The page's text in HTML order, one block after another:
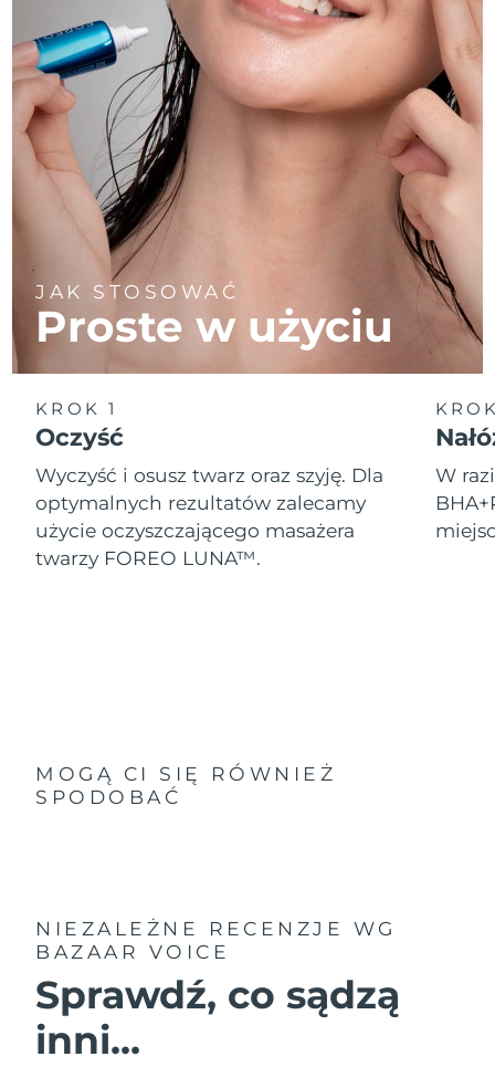
JAK STOSOWAĆ
Proste w użyciu
KROK 1
Oczyść
Wyczyść i osusz twarz oraz szyję. Dla
optymalnych rezultatów zalecamy
użycie oczyszczającego masażera
twarzy FOREO LUNA™.
W
MOGĄ CI SIĘ RÓWNIEŻ
SPODOBAĆ
NIEZALEŻNE RECENZJE
WG
BAZAAR VOICE
Sprawdź, co sądzą
inni...